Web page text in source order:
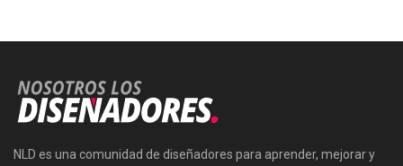
NLD es una comunidad de diseñadores para aprender, mejorar y